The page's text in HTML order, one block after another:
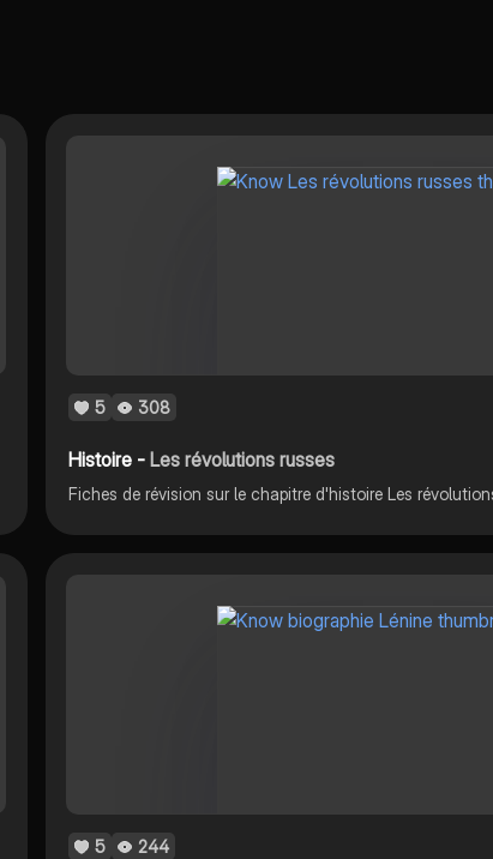
5 308
Histoire - Les révolutions russes
5 244